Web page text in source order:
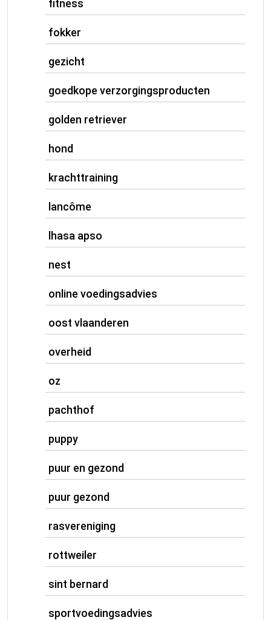
fitness
fokker
gezicht
goedkope verzorgingsproducten
golden retriever
hond
krachttraining
lancôme
lhasa apso
nest
online voedingsadvies
oost vlaanderen
overheid
oz
pachthof
puppy
puur en gezond
puur gezond
rasvereniging
rottweiler
sint bernard
sportvoedingsadvies